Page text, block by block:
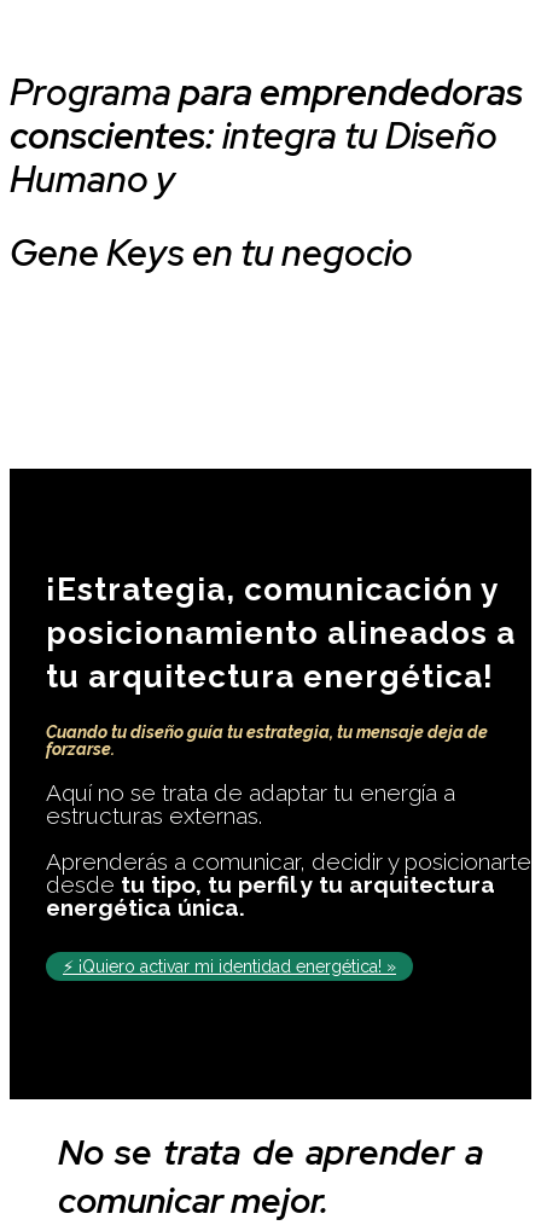
Programapara emprendedoras
conscientes:integra tu Diseño
Humano y
Gene Keys en tu negocio
¡Estrategia, comunicación y
posicionamiento alineados a
tu arquitectura energética!
Cuando tu diseño guía tu estrategia, tu mensaje deja de
forzarse.
Aquí no se trata de adaptar tu energía a
estructuras externas.
Aprenderás a comunicar, decidir y posicionarte
desde tu tipo, tu perfil y tu arquitectura
energética única.
⚡ ¡Quiero activar mi identidad energética! »
No se trata de aprender a
comunicar mejor.